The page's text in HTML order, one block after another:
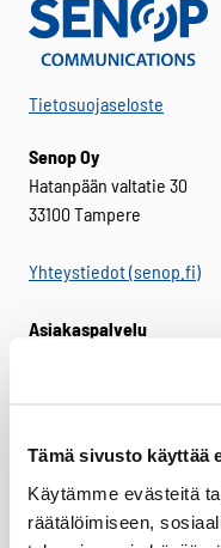
Tämä sivusto käyttää
Käytämme evästeitä
räätälöimiseen,
Tietosuojaseloste
Senop Oy
Hatanpään valtatie 30
33100 Tampere
Yhteystiedot (senop.fi)
Asiakaspalvelu
Laskutusosoite
PL 802
FI-00026 BASWARE